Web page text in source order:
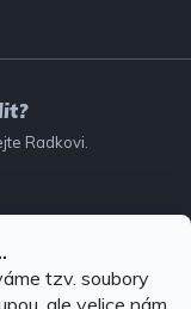
tzv. soubory
ale velice nám
Radkovi.